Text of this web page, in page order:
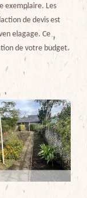
exemplaire. Les
de devis est
elagage. Ce
de votre budget.